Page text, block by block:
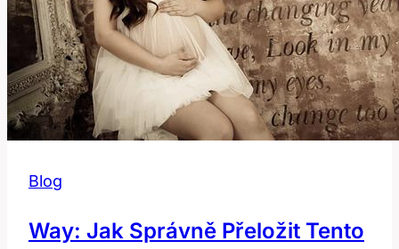
Blog
Way: Jak Správně Přeložit Tento